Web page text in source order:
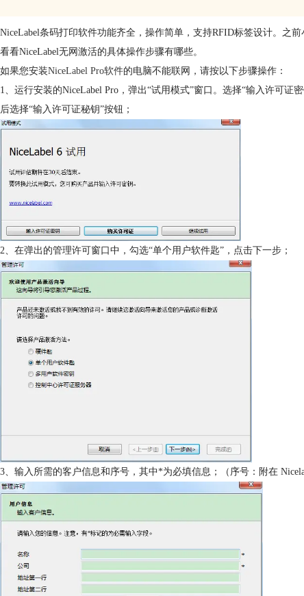
NiceLabel条码打印软件功能齐全，操作简单，支持RFID标签设计。之
看看NiceLabel无网激活的具体操作步骤有哪些。
如果您安装NiceLabel Pro软件的电脑不能联网，请按以下步骤操作：
1、运行安装的NiceLabel Pro，弹出“试用模式”窗口。选择“输入许可证
后选择“输入许可证秘钥”按钮；
2、在弹出的管理许可窗口中，勾选“单个用户软件匙”，点击下一步；
3、输入所需的客户信息和序号，其中*为必填信息；（序号：附在